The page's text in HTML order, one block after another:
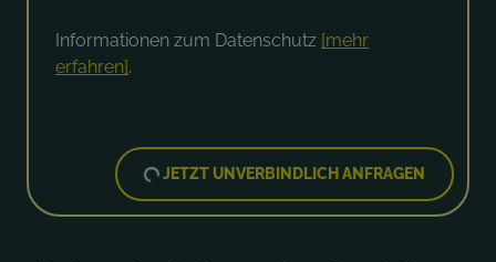
Informationen zum Datenschutz [mehr
erfahren].
JETZT UNVERBINDLICH ANFRAGEN